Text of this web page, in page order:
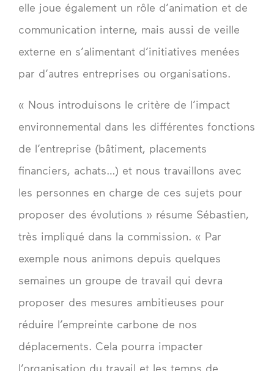
elle joue également un rôle d’animation et de
communication interne, mais aussi de veille
externe en s’alimentant d’initiatives menées
par d’autres entreprises ou organisations.
« Nous introduisons le critère de l’impact
environnemental dans les différentes fonctions
de l’entreprise (bâtiment, placements
financiers, achats…) et nous travaillons avec
les personnes en charge de ces sujets pour
proposer des évolutions » résume Sébastien,
très impliqué dans la commission. « Par
exemple nous animons depuis quelques
semaines un groupe de travail qui devra
proposer des mesures ambitieuses pour
réduire l’empreinte carbone de nos
déplacements. Cela pourra impacter
l’organisation du travail et les temps de